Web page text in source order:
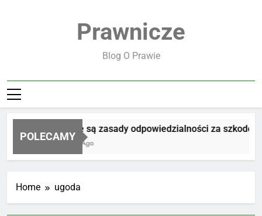
Prawnicze
Blog O Prawie
POLECAMY
Jakie są zasady odpowiedzialności za szkodę
4 Dni Ago
Home ugoda